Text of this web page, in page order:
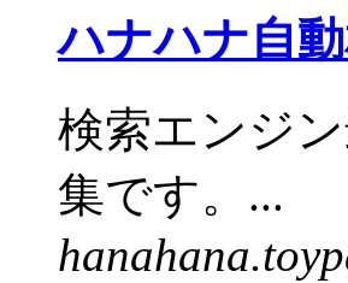
ハナハナ自
検索エンジ
集です。...